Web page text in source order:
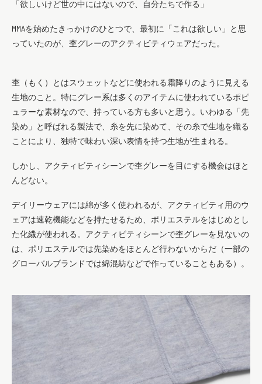
「欲しいけど世の中にはないので、自分たちで作る」
MMAを始めたきっかけのひとつで、最初に「これは欲しい」と思
っていたのが、杢グレーのアクティビティウェアだった。
杢（もく）とはスウェットなどに使われる霜降りのように見える
生地のこと。特にグレー系は多くのアイテムに使われているポピ
ュラーな素材なので、持っている方も多いと思う。いわゆる「先
染め」と呼ばれる製法で、糸を先に染めて、その糸で生地を織る
ことにより、独特で味わい深い表情を持つ生地が生まれる。
しかし、アクティビティシーンで杢グレーを目にする機会はほと
んどない。
デイリーウェアには綿が多く使われるが、アクティビティ用のウ
ェアは速乾機能などを持たせるため、ポリエステルをはじめとし
た化繊が使われる。アクティビティシーンで杢グレーを見ないの
は、ポリエステルでは先染めをほとんど行わないからだ（一部の
グローバルブランドでは綿混紡などで作っていることもある）。